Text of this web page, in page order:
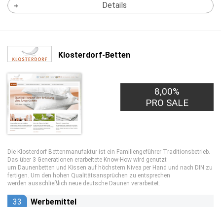
Details
Klosterdorf-Betten
8,00%
PRO SALE
Die Klosterdorf Bettenmanufaktur ist ein Familiengeführer Traditionsbetrieb.
Das über 3 Generationen erarbeitete Know-How wird genutzt
um Daunenbetten und Kissen auf höchstem Nivea per Hand und nach DIN zu
fertigen. Um den hohen Qualitätsansprüchen zu entsprechen
werden ausschließlich neue deutsche Daunen verarbeitet.
33 Werbemittel